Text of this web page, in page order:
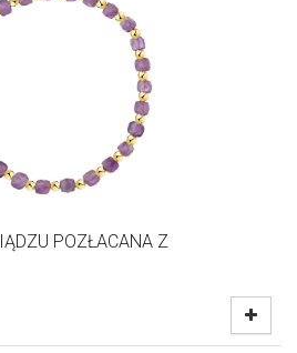
POZŁACANA Z